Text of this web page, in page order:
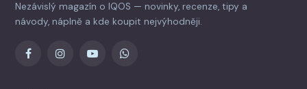
Nezávislý magazín o IQOS — novinky, recenze, tipy a
návody, náplně a kde koupit nejvýhodněji.